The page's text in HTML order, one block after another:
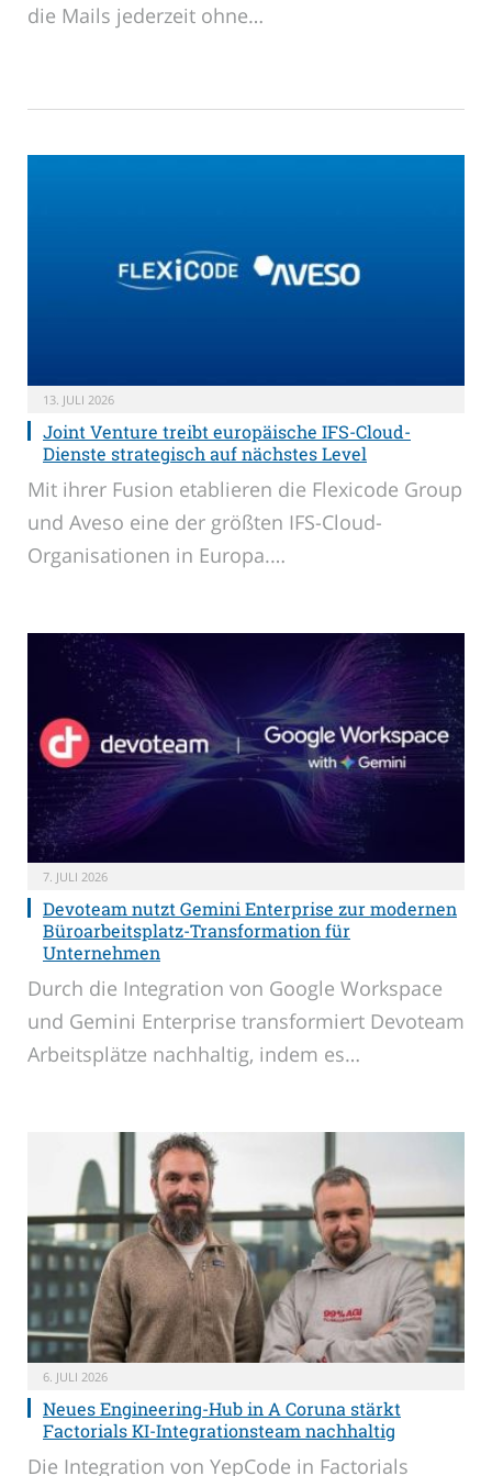
die Mails jederzeit ohne…
13. JULI 2026
Joint Venture treibt europäische IFS-Cloud-
Dienste strategisch auf nächstes Level
Mit ihrer Fusion etablieren die Flexicode Group
und Aveso eine der größten IFS-Cloud-
Organisationen in Europa.…
7. JULI 2026
Devoteam nutzt Gemini Enterprise zur modernen
Büroarbeitsplatz-Transformation für
Unternehmen
Durch die Integration von Google Workspace
und Gemini Enterprise transformiert Devoteam
Arbeitsplätze nachhaltig, indem es…
6. JULI 2026
Neues Engineering-Hub in A Coruna stärkt
Factorials KI-Integrationsteam nachhaltig
Die Integration von YepCode in Factorials